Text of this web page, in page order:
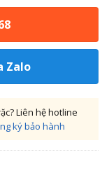
Zalo
Liên hệ hotline
ký bảo hành